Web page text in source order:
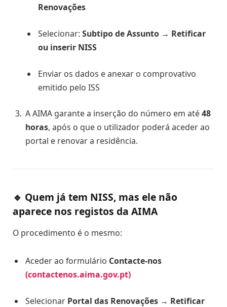
Renovações
Selecionar: Subtipo de Assunto → Retificar
ou inserir NISS
Enviar os dados e anexar o comprovativo
emitido pelo ISS
A AIMA garante a inserção do número em até48
horas, após o que o utilizador poderá aceder ao
portal e renovar a residência.
🔹 Quem já tem NISS, mas ele não
aparece nos registos da AIMA
O procedimento é o mesmo:
Aceder ao formulário Contacte-nos
(contactenos.aima.gov.pt)
Selecionar Portal das Renovações → Retificar